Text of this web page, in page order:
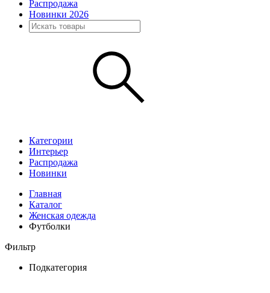
Распродажа
Новинки 2026
Категории
Интерьер
Распродажа
Новинки
Главная
Каталог
Женская одежда
Футболки
Фильтр
Подкатегория